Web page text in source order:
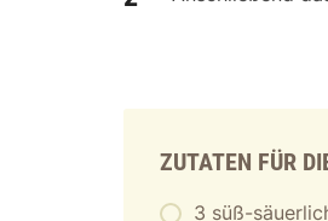
ZUTATEN FÜR
3 süß-